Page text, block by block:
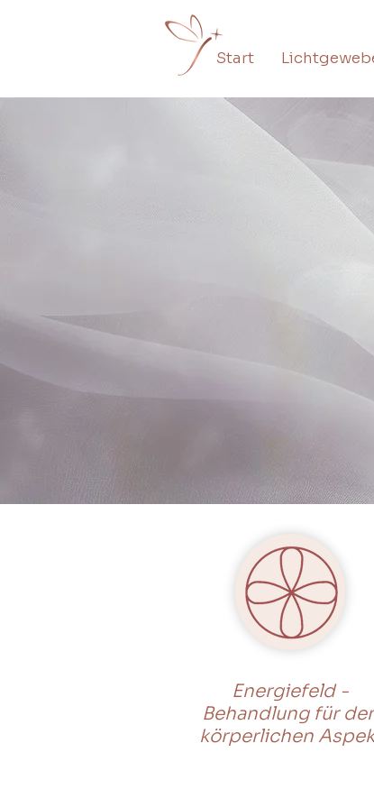
Start
Energiefeld -
Behandlung für
körperlichen